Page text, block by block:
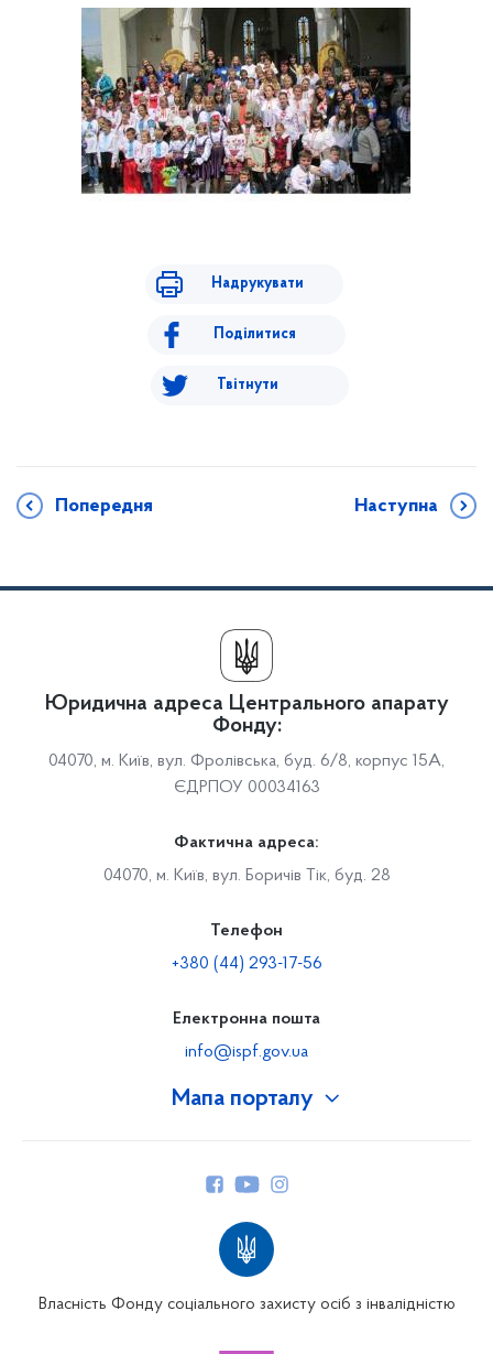
Надрукувати
Поділитися
Твітнути
Попередня Наступна
Мапа порталу
Юридична адреса Центрального апарату
Фонду:
04070, м. Київ, вул. Фролівська, буд. 6/8, корпус 15А,
ЄДРПОУ 00034163
Фактична адреса:
04070, м. Київ, вул. Боричів Тік, буд. 28
Телефон
+380 (44) 293-17-56
Електронна пошта
info@ispf.gov.ua
Власність Фонду соціального захисту осіб з інвалідністю